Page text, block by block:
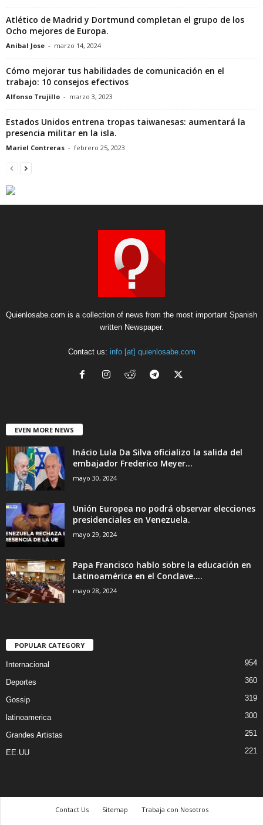
Atlético de Madrid y Dortmund completan el grupo de los
Ocho mejores de Europa.
Anibal Jose - marzo 14, 2024
Cómo mejorar tus habilidades de comunicación en el
trabajo: 10 consejos efectivos
Alfonso Trujillo - marzo 3, 2023
Estados Unidos entrena tropas taiwanesas: aumentará la
presencia militar en la isla.
Mariel Contreras - febrero 25, 2023
Quienlosabe.com is a collection of news from the most important Spanish
written Newspaper.
Contact us: info [at] quienlosabe.com
EVEN MORE NEWS
Inácio Lula Da Silva oficializo la salida del
embajador Frederico Meyer...
mayo 30, 2024
Unión Europea no podrá observar elecciones
presidenciales en Venezuela.
mayo 29, 2024
Papa Francisco hablo sobre la educación en
Latinoamérica en el Conclave....
mayo 28, 2024
POPULAR CATEGORY
Internacional 954
Deportes 360
Gossip 319
latinoamerica 300
Grandes Artistas 251
EE.UU 221
Contact Us Sitemap
Trabaja con Nosotros